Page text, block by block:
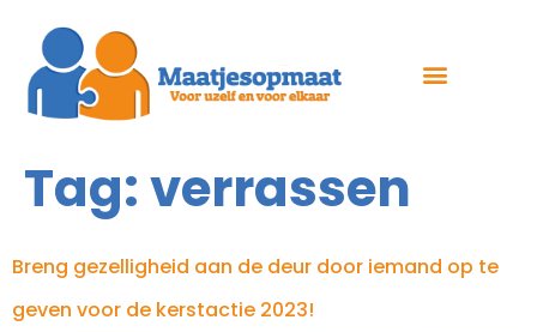
Tag:verrassen
Breng gezelligheid aan de deur door iemand op te
geven voor de kerstactie 2023!